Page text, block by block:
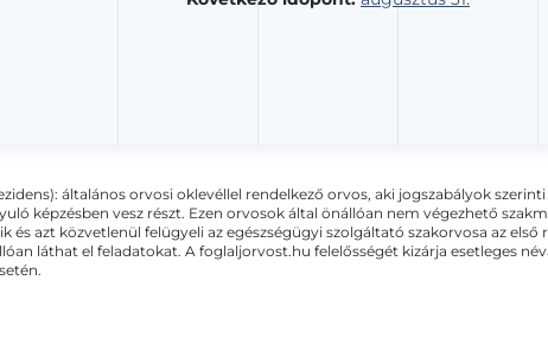
általános orvosi oklevéllel rendelkező orvos, aki jogszabályok
képzésben vesz részt. Ezen orvosok által önállóan nem végezhető
és azt közvetlenül felügyeli az egészségügyi szolgáltató szakorvosa az első
láthat el feladatokat. A foglaljorvost.hu felelősségét kizárja esetleges